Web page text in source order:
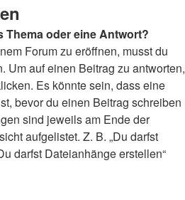
Thema oder eine Antwort?
Forum zu eröffnen, musst du
Um auf einen Beitrag zu antworten,
Es könnte sein, dass eine
bevor du einen Beitrag schreiben
sind jeweils am Ende der
aufgelistet. Z. B. „Du darfst
darfst Dateianhänge erstellen“